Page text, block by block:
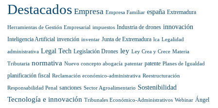
internacional
Lawyers
Destacados Empresa Empresa Familiar españa Extremadura
Herramientas de Gestión Empresarial impuestos Industria de drones innovación
Inteligencia Artificial invención inventar Junta de Extremadura lca Legalidad
administrativa Legal Tech Legislación Drones ley Ley Crea y Crece Materia
Tributaria normativa Nuevo concepto abogacía patentar patente Planes de Igualdad
planificación fiscal Reclamación económico-administrativa Reestructuración
Responsabilidad Penal sanciones Sector Agroalimentario Sostenibilidad
Tecnología e innovación Tribunales Económico-Administrativos Webinar Ángel